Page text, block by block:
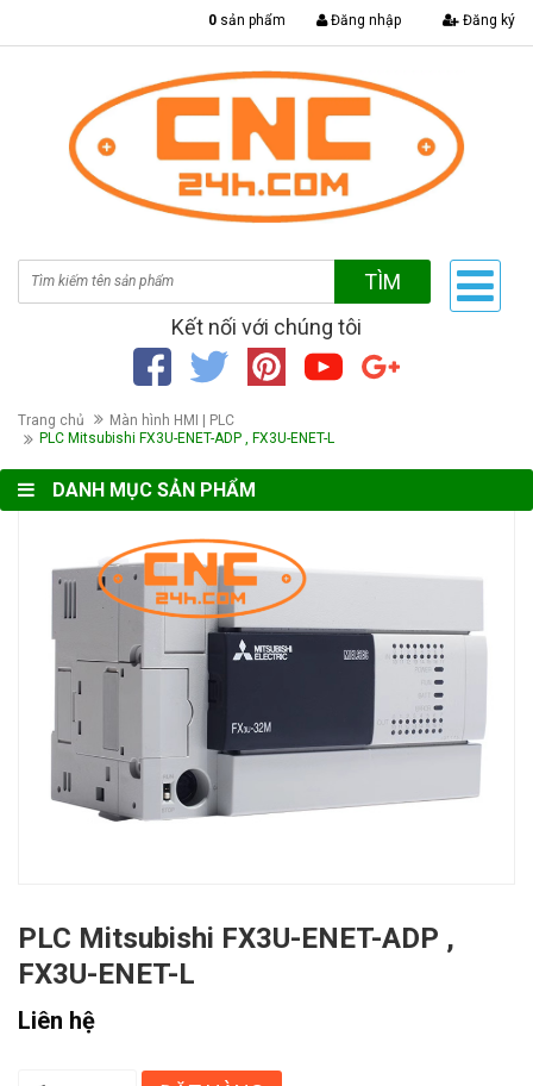
0 sản phẩm Đăng nhập Đăng ký
TÌM
Kết nối với chúng tôi
Trang chủ
Màn hình HMI | PLC
PLC Mitsubishi FX3U-ENET-ADP , FX3U-ENET-L
DANH MỤC SẢN PHẨM
PLC Mitsubishi FX3U-ENET-ADP ,
FX3U-ENET-L
Liên hệ